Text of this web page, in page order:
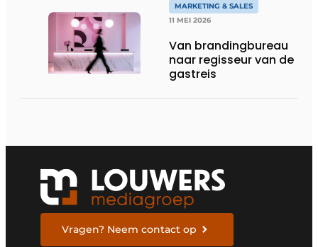
MARKETING & SALES
11 MEI 2026
Van brandingbureau
naar regisseur van de
gastreis
Vragen? Neem contact op